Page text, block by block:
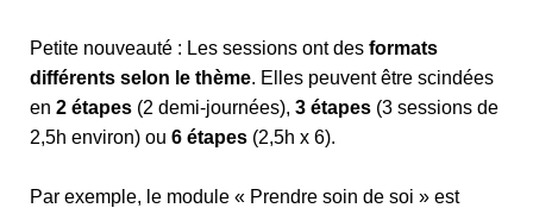
Petite nouveauté : Les sessions ont des formats
différents selon le thème. Elles peuvent être scindées
en 2 étapes (2 demi-journées), 3 étapes (3 sessions de
2,5h environ) ou 6 étapes (2,5h x 6).
Par exemple, le module « Prendre soin de soi » est